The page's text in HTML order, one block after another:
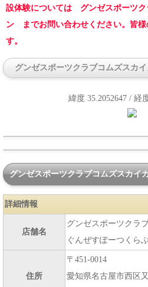
設体験については グンゼスポーツク
ン までお問い合わせください。皆様
す。
グンゼスポーツクラブコムズスカ
緯度 35.2052647 / 経
グンゼスポーツクラブコムズスカイ
詳細情報
店舗名
グンゼスポーツクラ
ぐんぜすぽーつくら
住所
〒451-0014
愛知県名古屋市西区